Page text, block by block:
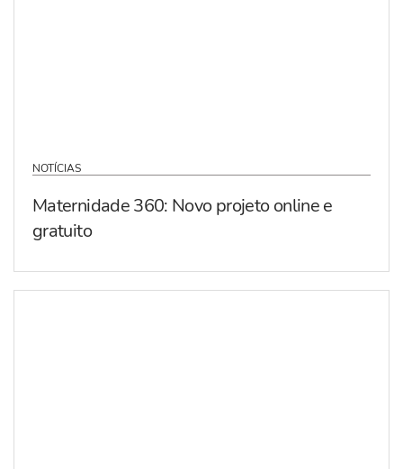
NOTÍCIAS
Maternidade 360: Novo projeto online e
gratuito